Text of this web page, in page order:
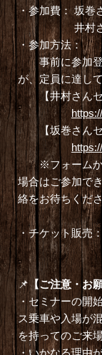
・参加費： 坂巻
井村さんセ
・参加方法：
事前に参加登
が、定員に達し
【井村さんセ
【坂巻さんセ
※フォームから
場合はご参加で
絡をお待ちくだ
・チケット販売
📌【ご注意・お
・セミナーの開
ス乗車や入場が
を持ってのご来
・いかなる理由